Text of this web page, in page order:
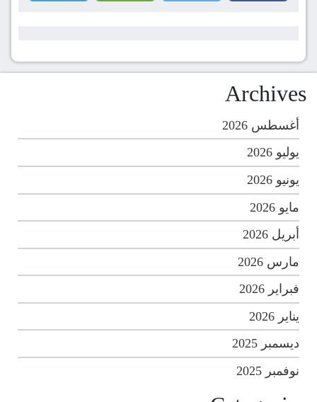
Archives
أغسطس 2026
يوليو 2026
يونيو 2026
مايو 2026
أبريل 2026
مارس 2026
فبراير 2026
يناير 2026
ديسمبر 2025
نوفمبر 2025